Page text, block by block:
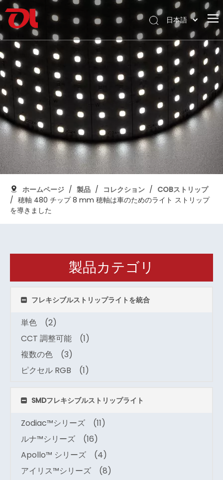
ホームページ
私たちに関しては
製品
応用
サポート
ダウンロード
ブログ
コンタクト
日本語
العربية
Français
Pусский
Español
Português
Deutsch
Italiano
한국어
Nederlands
ホームページ / 製品 / コレクション / COBストリップ
/ 穂軸 480 チップ 8 mm 穂軸は車のためのライト ストリップ
を導きました
製品カテゴリ
フレキシブルストリップライトを統合
単色
(2)
CCT 調整可能
(1)
複数の色
(3)
ピクセル RGB
(1)
SMDフレキシブルストリップライト
Zodiac™シリーズ
(11)
ルナ™シリーズ
(16)
Apollo™ シリーズ
(4)
アイリス™シリーズ
(8)